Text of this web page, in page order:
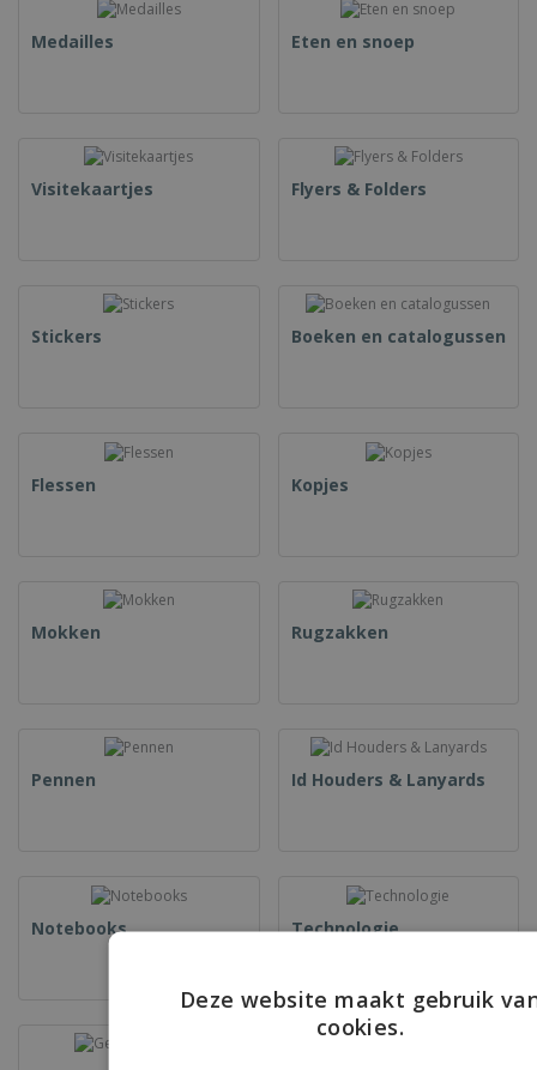
Medailles Eten en snoep
Visitekaartjes Flyers & Folders
Stickers Boeken en catalogussen
Flessen Kopjes
Mokken Rugzakken
Pennen Id Houders & Lanyards
Notebooks Technologie
Deze website maakt gebruik
cookies.